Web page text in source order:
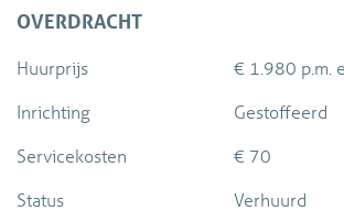
studio’s/appartementen.
Dit prachtig gestoffeerde appartement is
benodigde apparatuur, één slaapkamer,
vloerverwarming en een PVC vloer. Alle
fietsafstand. Huurprijs is € 1.980,- per
OVERDRACHT
Huurprijs
€ 1.980 p.m.
Inrichting
Gestoffeerd
Servicekosten
€ 70
Status
Verhuurd